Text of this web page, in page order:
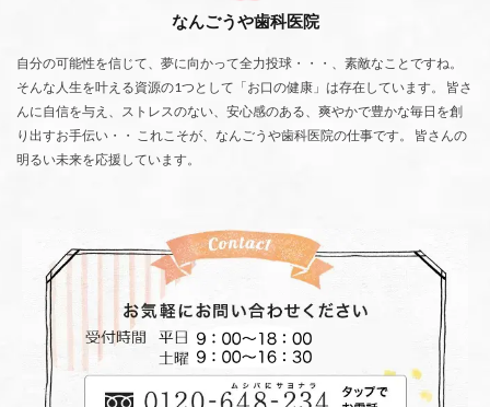
なんごうや歯科医院
自分の可能性を信じて、夢に向かって全力投球・・・、素敵なことですね。
そんな人生を叶える資源の1つとして「お口の健康」は存在しています。 皆さ
んに自信を与え、ストレスのない、安心感のある、爽やかで豊かな毎日を創
り出すお手伝い・・ これこそが、なんごうや歯科医院の仕事です。 皆さんの
明るい未来を応援しています。